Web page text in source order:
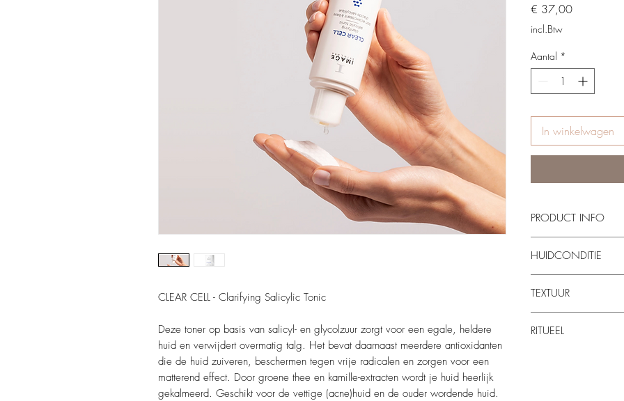
CLEAR CELL - Clarifying Salicylic Tonic
Deze toner op basis van salicyl- en glycolzuur zorgt voor een egale, heldere
huid en verwijdert overmatig talg. Het bevat daarnaast meerdere antioxidanten
die de huid zuiveren, beschermen tegen vrije radicalen en zorgen voor een
matterend effect. Door groene thee en kamille-extracten wordt je huid heerlijk
gekalmeerd. Geschikt voor de vettige (acne)huid en de ouder wordende huid.
€ 37,00Prijs
incl.Btw
Aantal *
In winkelwagen
PRODUCT INFO
Verwijdert
Kalmeert de huid
HUIDCONDITIE
TEXTUUR
RITUEEL